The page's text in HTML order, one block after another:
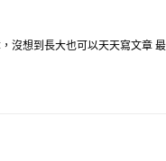
沒想到長大也可以天天寫文章